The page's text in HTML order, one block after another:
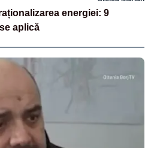
energiei: 9
aplică